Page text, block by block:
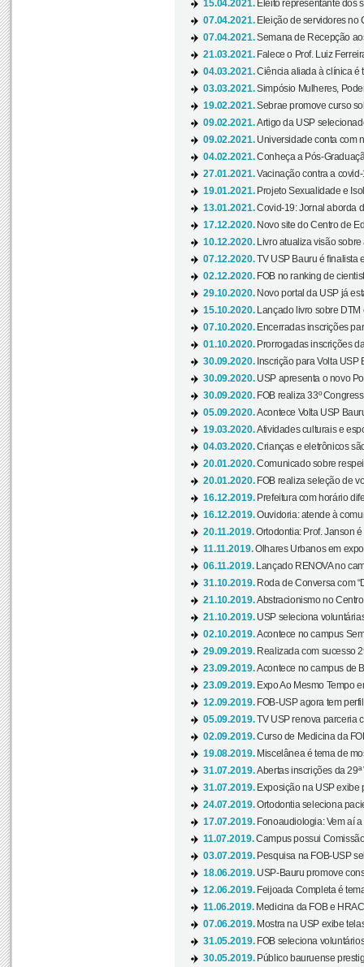
15.04.2021. Eleito representante dos
07.04.2021. Eleição de servidores no
07.04.2021.Semana de Recepção
21.03.2021. Falece o Prof. Luiz
04.03.2021.Ciência aliada à clínica é
03.03.2021.Simpósio Mulheres,
19.02.2021.Sebrae promove curso
09.02.2021.Artigo da USP
09.02.2021. Universidade conta com
04.02.2021.Conheça a Pós-
27.01.2021.Vacinação contra a
19.01.2021. Projeto Sexualidade e
13.01.2021.Covid-19: Jornal aborda
17.12.2020. Novo site do Centro de
10.12.2020.
Livro atualiza visão
07.12.2020.TV USP Bauru é finalista
02.12.2020. FOB no ranking de
29.10.2020. Novo portal da USP já
15.10.2020.
Lançado livro sobre
07.10.2020. Encerradas inscrições
01.10.2020. Prorrogadas inscrições
30.09.2020. Inscrição para Volta USP
30.09.2020. USP apresenta o novo
30.09.2020. FOB realiza 33º
05.09.2020.Acontece Volta USP
19.03.2020.Atividades culturais e
04.03.2020.Crianças e eletrônicos
20.01.2020.Comunicado sobre
20.01.2020. FOB realiza seleção de
16.12.2019. Prefeitura com horário
16.12.2019.Ouvidoria: atende à
20.11.2019.Ortodontia: Prof. Janson
11.11.2019.Olhares Urbanos em
06.11.2019.
Lançado RENOVA no
31.10.2019. Roda de Conversa com
21.10.2019.Abstracionismo no
21.10.2019. USP seleciona
02.10.2019.Acontece no campus
29.09.2019. Realizada com sucesso
23.09.2019.Acontece no campus de
23.09.2019. Expo Ao Mesmo Tempo
12.09.2019. FOB-USP agora tem
05.09.2019.TV USP renova parceria
02.09.2019.Curso de Medicina da
19.08.2019. Miscelânea é tema de
31.07.2019.Abertas inscrições da 29ª
31.07.2019. Exposição na USP exibe
24.07.2019.Ortodontia seleciona
17.07.2019. Fonoaudiologia: Vem aí
11.07.2019.Campus possui
03.07.2019. Pesquisa na FOB-USP
18.06.2019. USP-Bauru promove
12.06.2019. Feijoada Completa é
11.06.2019. Medicina da FOB e
07.06.2019. Mostra na USP exibe
31.05.2019. FOB seleciona
30.05.2019. Público bauruense